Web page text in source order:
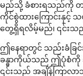
မည်သို့ ခံစားရသည်ကို တ
ကိုင်စွဲထားကြောင်းနှင့်
တွေ့ရှိရလိမ့်မည်၊ ၎င်းသည်
ဤနေရာတွင် သည်းခံခြ
ခန္ဓာကိုယ်သည် ဤပုံစံကို
၎င်းသည် အချိန်ကြာလ